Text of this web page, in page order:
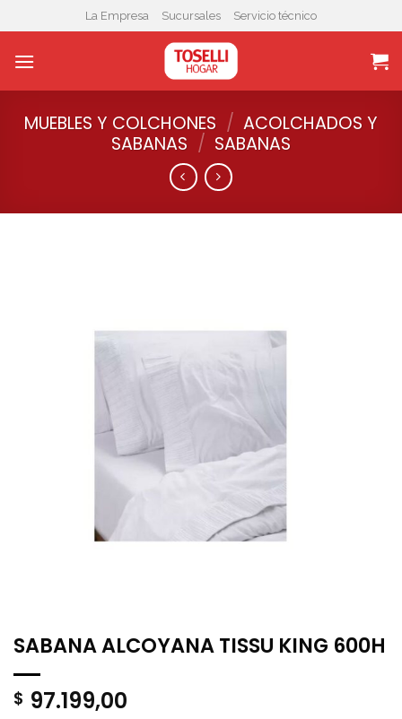
to
content
La Empresa Sucursales Servicio técnico
MUEBLES Y COLCHONES / ACOLCHADOS Y
SABANAS / SABANAS
SABANA ALCOYANA TISSU KING 600H
$ 97.199,00